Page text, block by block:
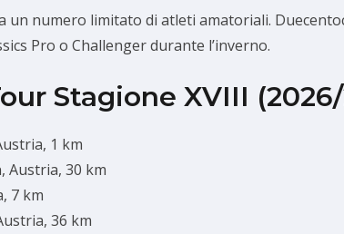
un numero limitato di atleti amatoriali.
Pro o Challenger durante l’inverno.
Stagione XVIII
1 km
Austria, 30 km
7 km
36 km